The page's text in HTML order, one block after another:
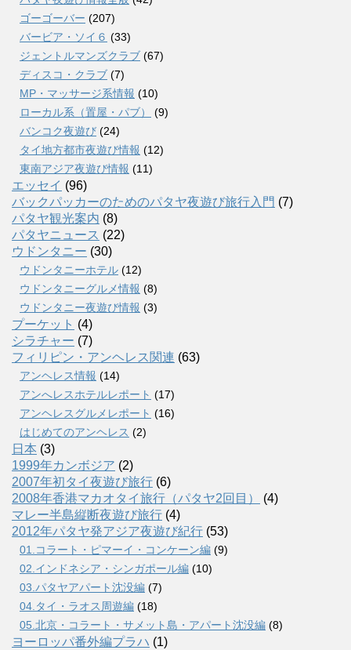
ゴーゴーバー (207)
バービア・ソイ６ (33)
ジェントルマンズクラブ (67)
ディスコ・クラブ (7)
MP・マッサージ系情報 (10)
ローカル系（置屋・パブ）
(9)
バンコク夜遊び (24)
タイ地方都市夜遊び情報 (12)
東南アジア夜遊び情報 (11)
エッセイ (96)
バックパッカーのためのパタヤ夜遊び旅行入門 (7)
パタヤ観光案内 (8)
パタヤニュース (22)
ウドンタニー (30)
ウドンタニーホテル (12)
ウドンタニーグルメ情報 (8)
ウドンタニー夜遊び情報 (3)
プーケット (4)
シラチャー (7)
フィリピン・アンヘレス関連 (63)
アンヘレス情報 (14)
アンへレスホテルレポート (17)
アンヘレスグルメレポート (16)
はじめてのアンヘレス (2)
日本 (3)
1999年カンボジア (2)
2007年初タイ夜遊び旅行 (6)
2008年香港マカオタイ旅行（パタヤ2回目）
(4)
マレー半島縦断夜遊び旅行 (4)
2012年パタヤ発アジア夜遊び紀行 (53)
01.コラート・ピマーイ・コンケーン編 (9)
02.インドネシア・シンガポール編 (10)
03.パタヤアパート沈没編 (7)
04.タイ・ラオス周遊編 (18)
05.北京・コラート・サメット島・アパート沈没編 (8)
ヨーロッパ番外編プラハ (1)